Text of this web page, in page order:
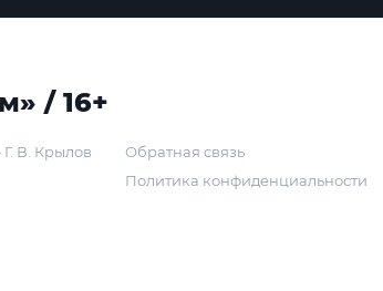
/ 16+
В. Крылов
Обратная связь
Политика конфиденциальности